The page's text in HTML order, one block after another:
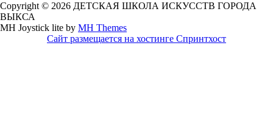
Copyright © 2026 ДЕТСКАЯ ШКОЛА ИСКУССТВ ГОРОДА
ВЫКСА
MH Joystick lite by MH Themes
Сайт размещается на хостинге Спринтхост